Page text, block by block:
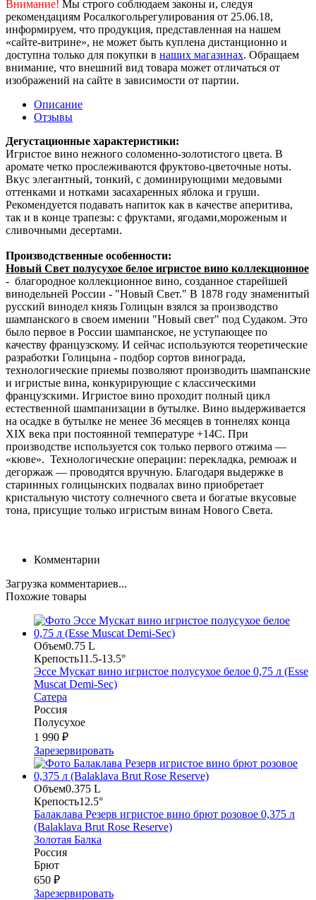
Внимание! Мы строго соблюдаем законы и, следуя
рекомендациям Росалкогольрегулирования от 25.06.18,
информируем, что продукция, представленная на нашем
«сайте-витрине», не может быть куплена дистанционно и
доступна только для покупки в наших магазинах. Обращаем
внимание, что внешний вид товара может отличаться от
изображений на сайте в зависимости от партии.
Описание
Отзывы
Дегустационные характеристики:
Игристое вино нежного соломенно-золотистого цвета. В
аромате четко прослеживаются фруктово-цветочные ноты.
Вкус элегантный, тонкий, с доминирующими медовыми
оттенками и нотками засахаренных яблока и груши.
Рекомендуется подавать напиток как в качестве аперитива,
так и в конце трапезы: с фруктами, ягодами,мороженым и
сливочными десертами.
Производственные особенности:
Новый Свет полусухое белое игристое вино коллекционное
- благородное коллекционное вино, созданное старейшей
винодельней России - "Новый Свет." В 1878 году знаменитый
русский винодел князь Голицын взялся за производство
шампанского в своем имении "Новый свет" под Судаком. Это
было первое в России шампанское, не уступающее по
качеству французскому. И сейчас используются теоретические
разработки Голицына - подбор сортов винограда,
технологические приемы позволяют производить шампанские
и игристые вина, конкурирующие с классическими
французскими. Игристое вино проходит полный цикл
естественной шампанизации в бутылке. Вино выдерживается
на осадке в бутылке не менее 36 месяцев в тоннелях конца
XIX века при постоянной температуре +14С. При
производстве используется сок только первого отжима —
«кюве». Технологические операции: перекладка, ремюаж и
дегоржаж — проводятся вручную. Благодаря выдержке в
старинных голицынских подвалах вино приобретает
кристальную чистоту солнечного света и богатые вкусовые
тона, присущие только игристым винам Нового Света.
Комментарии
Загрузка комментариев...
Похожие товары
Объем0.75 L
Крепость11.5-13.5°
Эссе Мускат вино игристое полусухое белое 0,75 л (Esse
Muscat Demi-Sec)
Сатера
Россия
Полусухое
1 990 ₽
Зарезервировать
Объем0.375 L
Крепость12.5°
Балаклава Резерв игристое вино брют розовое 0,375 л
(Balaklava Brut Rose Reserve)
Золотая Балка
Россия
Брют
650 ₽
Зарезервировать